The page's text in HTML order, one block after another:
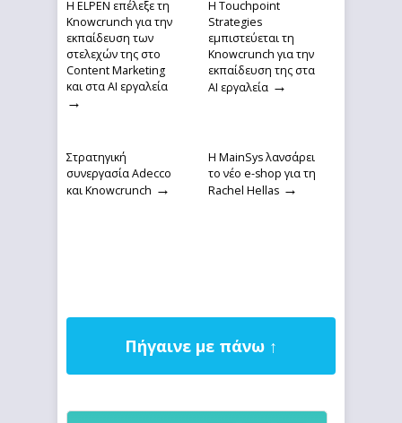
Η ELPEN επέλεξε τη
Knowcrunch για την
εκπαίδευση των
στελεχών της στο
Content Marketing
και στα AI εργαλεία
→
Η Touchpoint
Strategies
εμπιστεύεται τη
Knowcrunch για την
εκπαίδευση της στα
ΑΙ εργαλεία →
Στρατηγική
συνεργασία Adecco
και Knowcrunch →
Η MainSys λανσάρει
το νέο e-shop για τη
Rachel Hellas →
Πήγαινε με πάνω ↑